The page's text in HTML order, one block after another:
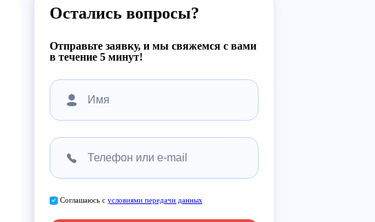
Остались вопросы?
Отправьте заявку, и мы свяжемся с вами
в течение 5 минут!
Соглашаюсь с условиями передачи данных